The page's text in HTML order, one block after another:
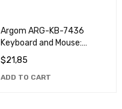
Argom ARG-KB-7436
Keyboard and Mouse:
Perfect Computer and
Gaming Combo
$21,85
ADD TO CART